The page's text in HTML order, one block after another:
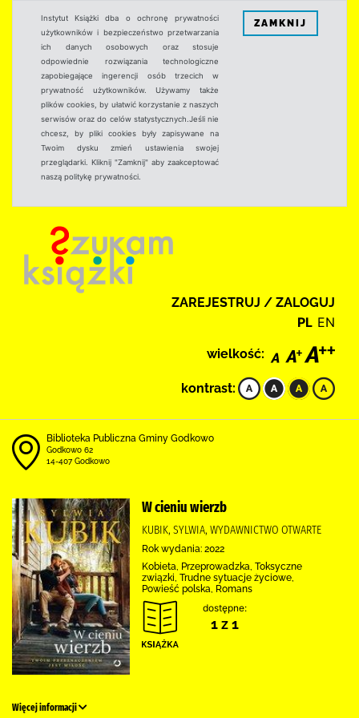
Instytut Książki dba o ochronę prywatności
użytkowników i bezpieczeństwo przetwarzania
ich danych osobowych oraz stosuje
odpowiednie rozwiązania technologiczne
zapobiegające ingerencji osób trzecich w
prywatność użytkowników. Używamy także
plików cookies, by ułatwić korzystanie z naszych
serwisów oraz do celów statystycznych.Jeśli nie
chcesz, by pliki cookies były zapisywane na
Twoim dysku zmień ustawienia swojej
przeglądarki. Kliknij "Zamknij" aby zaakceptować
naszą politykę prywatności.
ZAMKNIJ
ZAREJESTRUJ / ZALOGUJ
PL EN
wielkość:
kontrast:
Biblioteka Publiczna Gminy Godkowo
Godkowo 62
14-407 Godkowo
W cieniu wierzb
KUBIK, SYLWIA, WYDAWNICTWO OTWARTE
Rok wydania: 2022
Kobieta, Przeprowadzka, Toksyczne
związki, Trudne sytuacje życiowe,
Powieść polska, Romans
dostępne:
1 z 1
Więcej informacji